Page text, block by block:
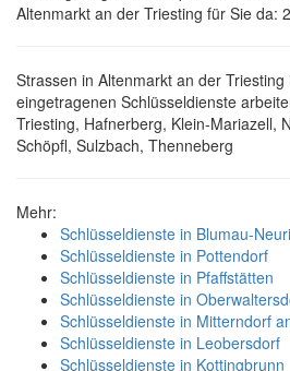
Altenmarkt an der Triesting für Sie da:
Strassen in Altenmarkt an der
eingetragenen Schlüsseldienste
Triesting, Hafnerberg, Klein-Mariazell,
Schöpfl, Sulzbach, Thenneberg
Mehr:
Schlüsseldienste in Blumau-
Schlüsseldienste in Pottendorf
Schlüsseldienste in Pfaffstätten
Schlüsseldienste in
Schlüsseldienste in Mitterndorf
Schlüsseldienste in Leobersdorf
Schlüsseldienste in Kottingbrunn